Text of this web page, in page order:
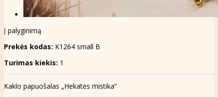
Į palyginimą
Prekės kodas: K1264 small B
Turimas kiekis: 1
Kaklo papuošalas „Hekatės mistika“